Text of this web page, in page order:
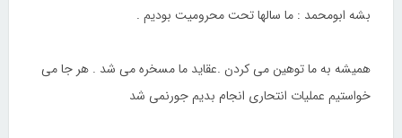
ﺑﺸﻪ ﺍﺑﻮﻣﺤﻤﺪ : ﻣﺎ ﺳﺎﻟﻬﺎ ﺗﺤﺖ ﻣﺤﺮﻭﻣﯿﺖ ﺑﻮﺩﯾﻢ .
ﻫﻤﯿﺸﻪ ﺑﻪ ﻣﺎ ﺗﻮﻫﯿﻦ ﻣﯽ ﮐﺮﺩﻥ .ﻋﻘﺎﯾﺪ ﻣﺎ ﻣﺴﺨﺮﻩ ﻣﯽ ﺷﺪ . ﻫﺮ ﺟﺎ ﻣﯽ
ﺧﻮﺍﺳﺘﯿﻢ ﻋﻤﻠﯿﺎﺕ ﺍﻧﺘﺤﺎﺭﯼ ﺍﻧﺠﺎﻡ ﺑﺪﯾﻢ ﺟﻮﺭﻧﻤﯽ ﺷﺪ